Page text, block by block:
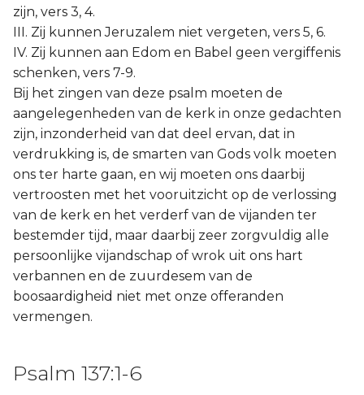
zijn, vers 3, 4.
III. Zij kunnen Jeruzalem niet vergeten, vers 5, 6.
IV. Zij kunnen aan Edom en Babel geen vergiffenis
schenken, vers 7-9.
Bij het zingen van deze psalm moeten de
aangelegenheden van de kerk in onze gedachten
zijn, inzonderheid van dat deel ervan, dat in
verdrukking is, de smarten van Gods volk moeten
ons ter harte gaan, en wij moeten ons daarbij
vertroosten met het vooruitzicht op de verlossing
van de kerk en het verderf van de vijanden ter
bestemder tijd, maar daarbij zeer zorgvuldig alle
persoonlijke vijandschap of wrok uit ons hart
verbannen en de zuurdesem van de
boosaardigheid niet met onze offeranden
vermengen.
Psalm 137:1-6